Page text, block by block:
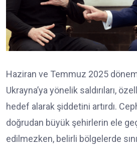
Haziran ve Temmuz 2025
Ukrayna’ya yönelik saldırıları,
hedef alarak şiddetini artırdı.
doğrudan büyük şehirlerin ele
edilmezken, belirli bölgelerde